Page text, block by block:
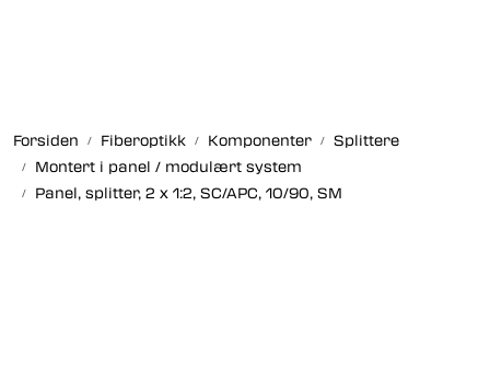
Forsiden Fiberoptikk Komponenter
Splittere
Montert i panel / modulært system
Panel, splitter, 2 x 1:2, SC/APC, 10/90, SM
Strukturert kabling